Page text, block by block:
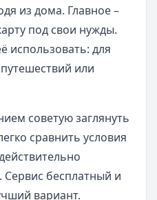
из дома. Главное –
под свои нужды.
использовать: для
или
советую заглянуть
сравнить условия
бесплатный и
вариант.